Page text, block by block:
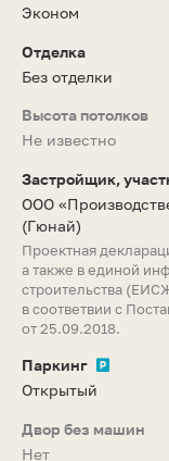
Эконом
Отделка
Без отделки
Высота потолков
Не известно
Застройщик,
ООО
(Гюнай)
Проектная
а также в единой
строительства
в соответвии с
от 25.09.2018.
Паркинг
Открытый
Двор без машин
Нет